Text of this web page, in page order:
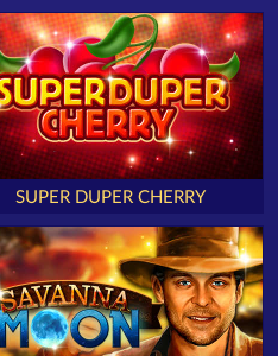
SUPER DUPER CHERRY